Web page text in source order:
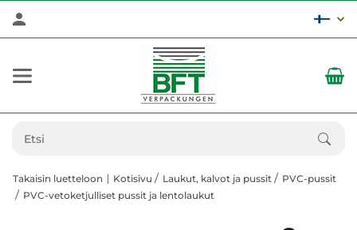
Takaisin luetteloon Kotisivu Laukut, kalvot ja pussit
PVC-pussit
PVC-vetoketjulliset pussit ja lentolaukut